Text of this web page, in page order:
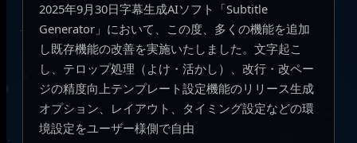
2025年9月30日字幕生成AIソフト「Subtitle
Generator」において、この度、多くの機能を追加
し既存機能の改善を実施いたしました。文字起こ
し、テロップ処理（よけ・活かし）、改行・改ペー
ジの精度向上テンプレート設定機能のリリース生成
オプション、レイアウト、タイミング設定などの環
境設定をユーザー様側で自由